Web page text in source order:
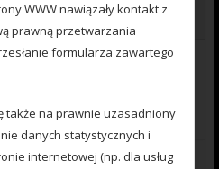
0.019 kg
WWW nawiązały kontakt z
prawną przetwarzania
formularza zawartego
także na prawnie uzasadniony
danych statystycznych i
internetowej (np. dla usług